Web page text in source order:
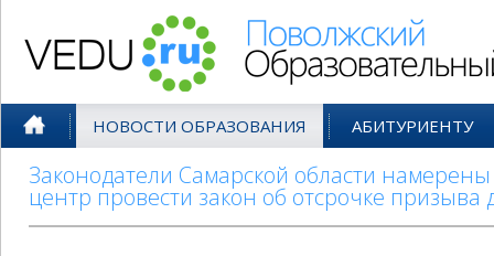
НОВОСТИ ОБРАЗОВАНИЯ АБИТУРИЕНТУ
Законодатели Самарской области
центр провести закон об отсрочке призыва